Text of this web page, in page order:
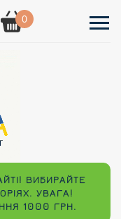
0
ВИБИРАЙТЕ
УВАГА!
1000 ГРН.